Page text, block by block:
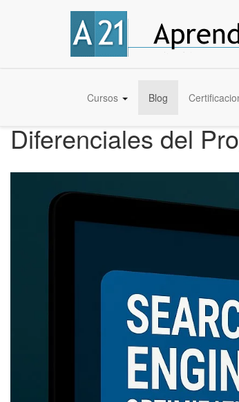
Cursos Blog
Diferenciales del